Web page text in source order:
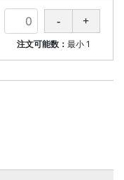
注文可能数：最小 1